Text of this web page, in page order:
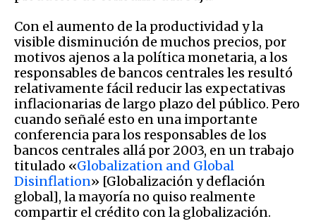
Con el aumento de la productividad y la
visible disminución de muchos precios, por
motivos ajenos a la política monetaria, a los
responsables de bancos centrales les resultó
relativamente fácil reducir las expectativas
inflacionarias de largo plazo del público. Pero
cuando señalé esto en una importante
conferencia para los responsables de los
bancos centrales allá por 2003, en un trabajo
titulado «Globalization and Global
Disinflation» [Globalización y deflación
global], la mayoría no quiso realmente
compartir el crédito con la globalización.